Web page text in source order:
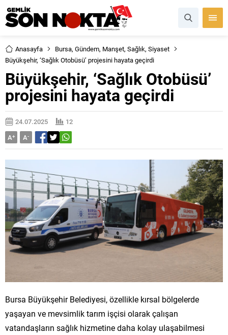
Anasayfa Bursa, Gündem, Manşet, Sağlık, Siyaset
Büyükşehir, ‘Sağlık Otobüsü’ projesini hayata geçirdi
Büyükşehir, ‘Sağlık Otobüsü’
projesini hayata geçirdi
24.07.2025
12
A+ A-
Bursa Büyükşehir Belediyesi, özellikle kırsal bölgelerde
yaşayan ve mevsimlik tarım işçisi olarak çalışan
vatandaşların sağlık hizmetine daha kolay ulaşabilmesi